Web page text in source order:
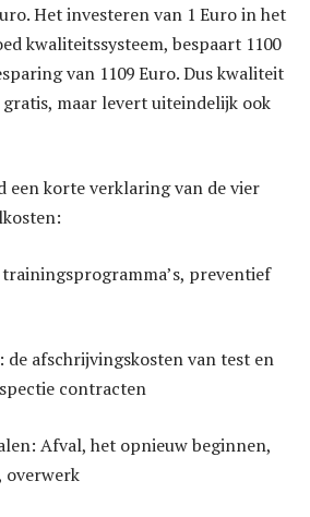
Het investeren van 1 Euro in het
kwaliteitssysteem, bespaart 1100
van 1109 Euro. Dus kwaliteit
maar levert uiteindelijk ook
een korte verklaring van de vier
preventief
de afschrijvingskosten van test en
contracten
Afval, het opnieuw beginnen,
overwerk